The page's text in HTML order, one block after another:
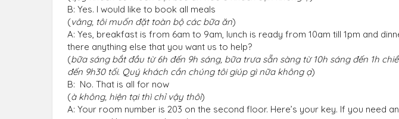
B: Yes. I would like to book all meals
(vâng, tôi muốn đặt toàn bộ các bữa ăn)
A: Yes, breakfast is from 6am to 9am, lunch is ready from 10am till 1pm and
there anything else that you want us to help?
(bữa sáng bắt đầu từ 6h đến 9h sáng, bữa trưa sẵn sàng từ 10h sáng đến 1h
đến 9h30 tối. Quý khách cần chúng tôi giúp gì nữa không ạ)
B: No. That is all for now
(à không, hiện tại thì chỉ vậy thôi)
A: Your room number is 203 on the second floor. Here’s your key. If you need